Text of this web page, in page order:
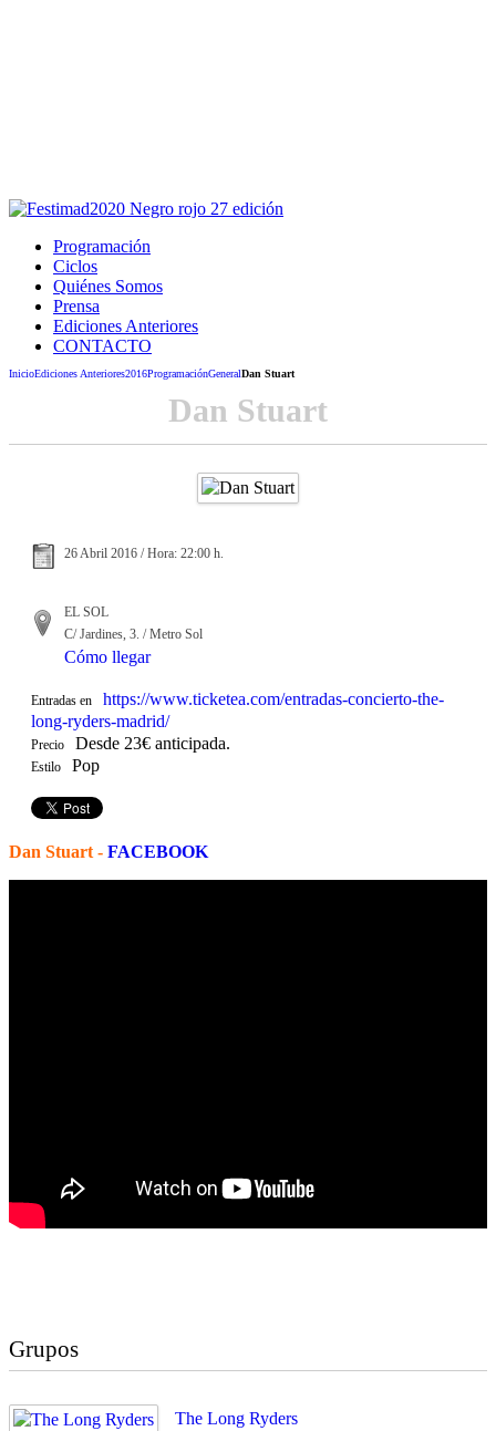
Programación
Ciclos
Quiénes Somos
Prensa
Ediciones Anteriores
CONTACTO
InicioEdiciones Anteriores2016ProgramaciónGeneralDan Stuart
Dan Stuart
26 Abril 2016 / Hora: 22:00 h.
EL SOL
C/ Jardines, 3. / Metro Sol
Cómo llegar
Entradas en
https://www.ticketea.com/entradas-concierto-the-
long-ryders-madrid/
Precio Desde 23€ anticipada.
Estilo Pop
Dan Stuart - FACEBOOK
Grupos
The Long Ryders